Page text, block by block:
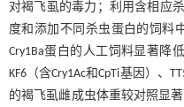
对褐飞虱的毒力；利用含相应
度和添加不同杀虫蛋白的饲料
Cry1Ba蛋白的人工饲料显著降
KF6（含Cry1Ac和CpTi基因）、
的褐飞虱雌成虫体重较对照显